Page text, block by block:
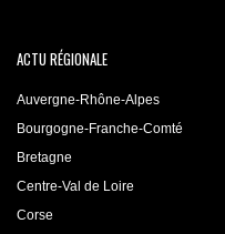
ACTU RÉGIONALE
Auvergne-Rhône-Alpes
Bourgogne-Franche-Comté
Bretagne
Centre-Val de Loire
Corse